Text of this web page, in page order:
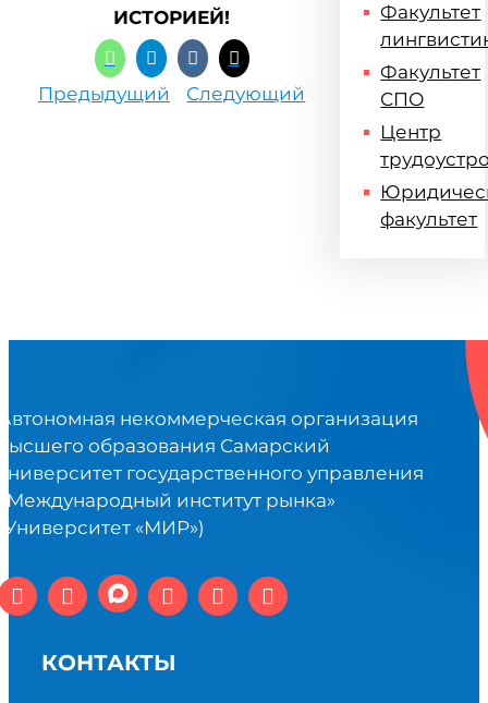
ИСТОРИЕЙ!
Предыдущий Следующий
Факультет
Факультет
СПО
Центр
факультет
некоммерческая организация
образования Самарский
государственного управления
институт рынка»
«МИР»)
КОНТАКТЫ